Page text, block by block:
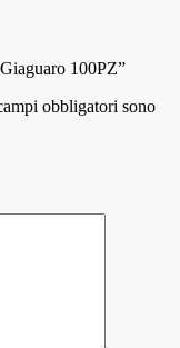
100PZ”
obbligatori sono